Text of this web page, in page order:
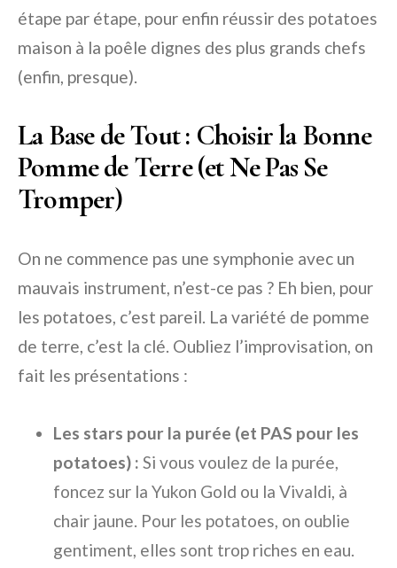
étape par étape, pour enfin réussir des potatoes
maison à la poêle dignes des plus grands chefs
(enfin, presque).
La Base de Tout : Choisir la Bonne
Pomme de Terre (et Ne Pas Se
Tromper)
On ne commence pas une symphonie avec un
mauvais instrument, n’est-ce pas ? Eh bien, pour
les potatoes, c’est pareil. La variété de pomme
de terre, c’est la clé. Oubliez l’improvisation, on
fait les présentations :
Les stars pour la purée (et PAS pour les
potatoes) : Si vous voulez de la purée,
foncez sur la Yukon Gold ou la Vivaldi, à
chair jaune. Pour les potatoes, on oublie
gentiment, elles sont trop riches en eau.